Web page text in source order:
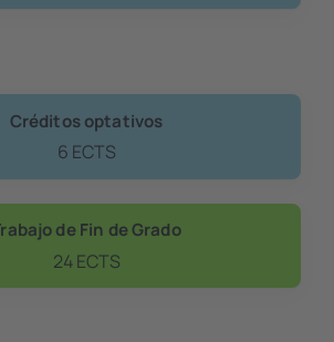
Créditos optativos
6 ECTS
de Fin de Grado
24 ECTS